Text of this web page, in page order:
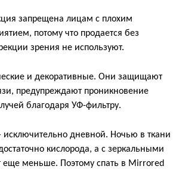
запрещена лицам с плохим
потому что продается без
зрения не используют.
и декоративные. Они защищают
предупреждают проникновение
благодаря УФ-фильтру.
дневной. Ночью в ткани
кислорода, а с зеркальными
еще меньше. Поэтому спать в Mirrored